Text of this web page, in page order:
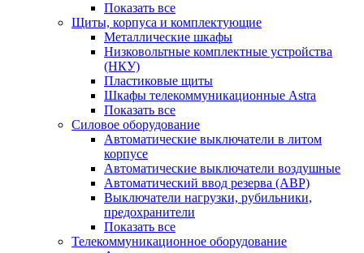
Показать все
Щиты, корпуса и комплектующие
Металлические шкафы
Низковольтные комплектные устройства
(НКУ)
Пластиковые щиты
Шкафы телекоммуникационные Astra
Показать все
Силовое оборудование
Автоматические выключатели в литом
корпусе
Автоматические выключатели воздушные
Автоматический ввод резерва (АВР)
Выключатели нагрузки, рубильники,
предохранители
Показать все
Телекоммуникационное оборудование